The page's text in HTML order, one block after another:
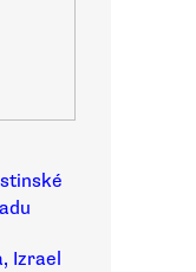
Izrael